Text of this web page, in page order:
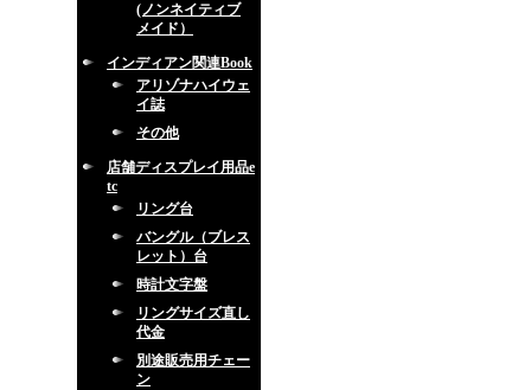
(ノンネイティブ
メイド）
インディアン関連Book
アリゾナハイウェ
イ誌
その他
店舗ディスプレイ用品e
tc
リング台
バングル（ブレス
レット）台
時計文字盤
リングサイズ直し
代金
別途販売用チェー
ン